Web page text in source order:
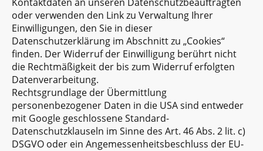
oder verwenden den Link zu Verwaltung Ihrer
Einwilligungen, den Sie in dieser
Datenschutzerklärung im Abschnitt zu „Cookies“
finden. Der Widerruf der Einwilligung berührt nicht
die Rechtmäßigkeit der bis zum Widerruf erfolgten
Datenverarbeitung.
Rechtsgrundlage der Übermittlung
personenbezogener Daten in die USA sind entweder
mit Google geschlossene Standard-
Datenschutzklauseln im Sinne des Art. 46 Abs. 2 lit. c)
DSGVO oder ein Angemessenheitsbeschluss der EU-